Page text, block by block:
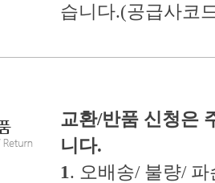
습니다.(공급사코
교환/반품 신청은
니다.
1. 오배송/ 불량/